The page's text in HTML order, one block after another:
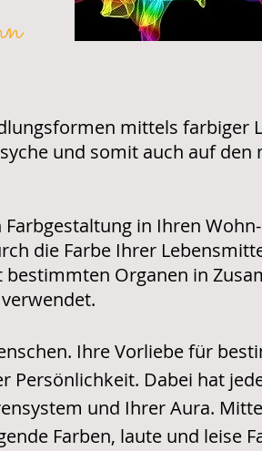
mittels farbiger
und somit auch auf den
in Ihren
die Farbe Ihrer
bestimmten Organen in
Ihre Vorliebe für
Dabei hat
und Ihrer Aura.
Farben, laute und leise